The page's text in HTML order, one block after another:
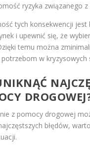
ryzyka związanego z
tych konsekwencji
i upewnić się, że
temu można
w kryzysowych
z pomocy drogowej
błędów,